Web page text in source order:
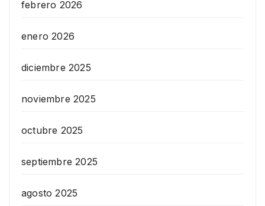
febrero 2026
enero 2026
diciembre 2025
noviembre 2025
octubre 2025
septiembre 2025
agosto 2025